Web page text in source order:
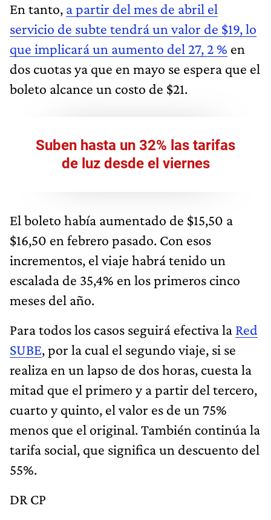
En tanto, a partir del mes de abril el
servicio de subte tendrá un valor de $19, lo
que implicará un aumento del 27, 2 % en
dos cuotas ya que en mayo se espera que el
boleto alcance un costo de $21.
Suben hasta un 32% las tarifas
de luz desde el viernes
El boleto había aumentado de $15,50 a
$16,50 en febrero pasado. Con esos
incrementos, el viaje habrá tenido un
escalada de 35,4% en los primeros cinco
meses del año.
Para todos los casos seguirá efectiva la Red
SUBE, por la cual el segundo viaje, si se
realiza en un lapso de dos horas, cuesta la
mitad que el primero y a partir del tercero,
cuarto y quinto, el valor es de un 75%
menos que el original. También continúa la
tarifa social, que significa un descuento del
55%.
DR CP